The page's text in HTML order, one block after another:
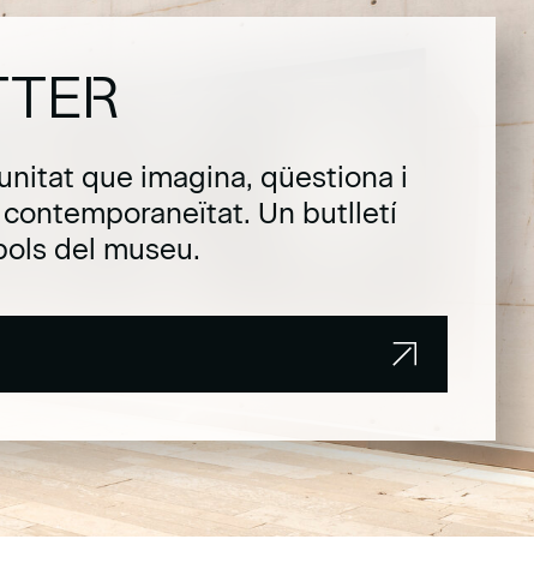
que imagina, qüestiona i
contemporaneïtat. Un butlletí
del museu.